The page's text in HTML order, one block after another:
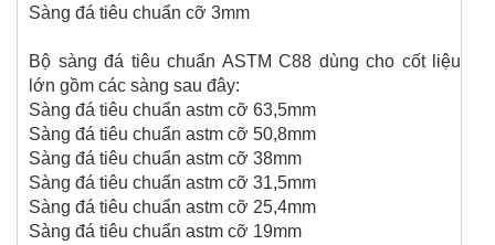
THIẾT BỊ XÁC ĐỊNH ĐỘ TÁCH NƯỚC CỦA BÊ TÔNG THEO PHƯƠNG
PHÁP BAUER
Sàng đá tiêu chuẩn cỡ 3mm
Bộ sàng đá tiêu chuẩn ASTM C88 dùng cho cốt liệu
lớn gồm các sàng sau đây:
Sàng đá tiêu chuẩn astm cỡ 63,5mm
Sàng đá tiêu chuẩn astm cỡ 50,8mm
Sàng đá tiêu chuẩn astm cỡ 38mm
Sàng đá tiêu chuẩn astm cỡ 31,5mm
Sàng đá tiêu chuẩn astm cỡ 25,4mm
Sàng đá tiêu chuẩn astm cỡ 19mm